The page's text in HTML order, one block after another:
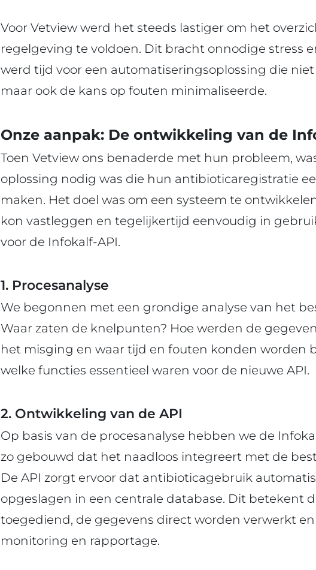
Voor Vetview werd het steeds lastiger om het
regelgeving te voldoen. Dit bracht onnodige stress
werd tijd voor een automatiseringsoplossing die
maar ook de kans op fouten minimaliseerde.
Onze aanpak: De ontwikkeling van de
Toen Vetview ons benaderde met hun probleem,
oplossing nodig was die hun antibioticaregistratie
maken. Het doel was om een systeem te
kon vastleggen en tegelijkertijd eenvoudig in
voor de Infokalf-API.
1. Procesanalyse
We begonnen met een grondige analyse van het
Waar zaten de knelpunten? Hoe werden de
het misging en waar tijd en fouten konden worden
welke functies essentieel waren voor de nieuwe API.
2. Ontwikkeling van de API
Op basis van de procesanalyse hebben we de
zo gebouwd dat het naadloos integreert met de
De API zorgt ervoor dat antibioticagebruik
opgeslagen in een centrale database. Dit betekent
toegediend, de gegevens direct worden verwerkt
monitoring en rapportage.